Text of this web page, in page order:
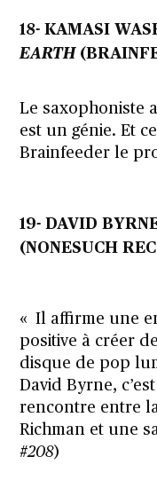
18- KAMASI
EARTH
Le saxophoniste
est un génie. Et
Brainfeeder le
19- DAVID
(NONESUCH
« Il affirme une
positive à créer
disque de pop
David Byrne,
rencontre entre
Richman et une
#208)